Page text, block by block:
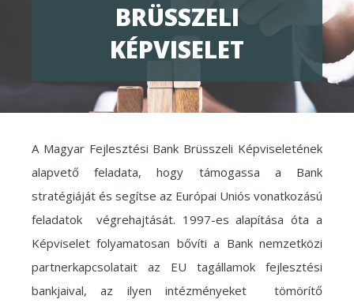
BRÜSSZELI
KÉPVISELET
A Magyar Fejlesztési Bank Brüsszeli Képviseletének
alapvető feladata, hogy támogassa a Bank
stratégiáját és segítse az Európai Uniós vonatkozású
feladatok végrehajtását. 1997-es alapítása óta a
Képviselet folyamatosan bővíti a Bank nemzetközi
partnerkapcsolatait az EU tagállamok fejlesztési
bankjaival, az ilyen intézményeket tömörítő